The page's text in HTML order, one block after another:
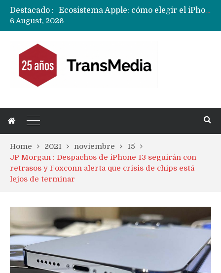
Destacado :
Nuevas filtraciones del Mate 90 Pro Max apuntan a potenciar las cámaras y pantalla OLED doble capa
6 August, 2026
Home 2021 noviembre
15
JP Morgan : Despachos de iPhone 13 seguirán con
retrasos y Foxconn alerta que crisis de chips está
lejos de terminar